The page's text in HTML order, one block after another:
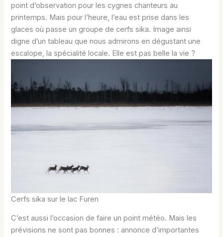
point d’observation pour les cygnes chanteurs au
printemps. Mais pour l’heure, l’eau est prise dans les
glaces où passe un groupe de cerfs sika. Image ainsi
digne d’un tableau que nous admirons en dégustant une
escalope, la spécialité locale. Elle est pas belle la vie ?
Cerfs sika sur le lac Furen
C’est aussi l’occasion de faire un point météo. Mais les
prévisions ne sont pas bonnes : annonce d’importantes